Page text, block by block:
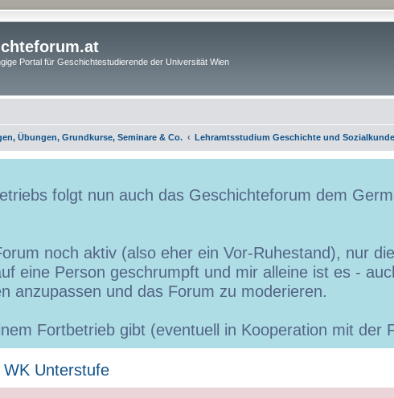
Portal für Geschichtestudierende der Universität Wien
Übungen, Grundkurse, Seminare & Co. Lehramtsstudium Geschichte und Sozialkunde
folgt nun auch das Geschichteforum dem
noch aktiv (also eher ein Vor-Ruhestand), nur
eine Person geschrumpft und mir alleine ist es -
anzupassen und das Forum zu moderieren.
Fortbetrieb gibt (eventuell in Kooperation mit der
Unterstufe